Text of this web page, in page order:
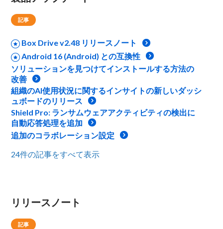
記事
Box Drive v2.48 リリースノート
Android 16 (Android) との互換性
ソリューションを見つけてインストールする方法の
改善
組織のAI使用状況に関するインサイトの新しいダッシ
ュボードのリリース
Shield Pro: ランサムウェアアクティビティの検出に
自動応答処理を追加
追加のコラボレーション設定
24件の記事をすべて表示
リリースノート
記事